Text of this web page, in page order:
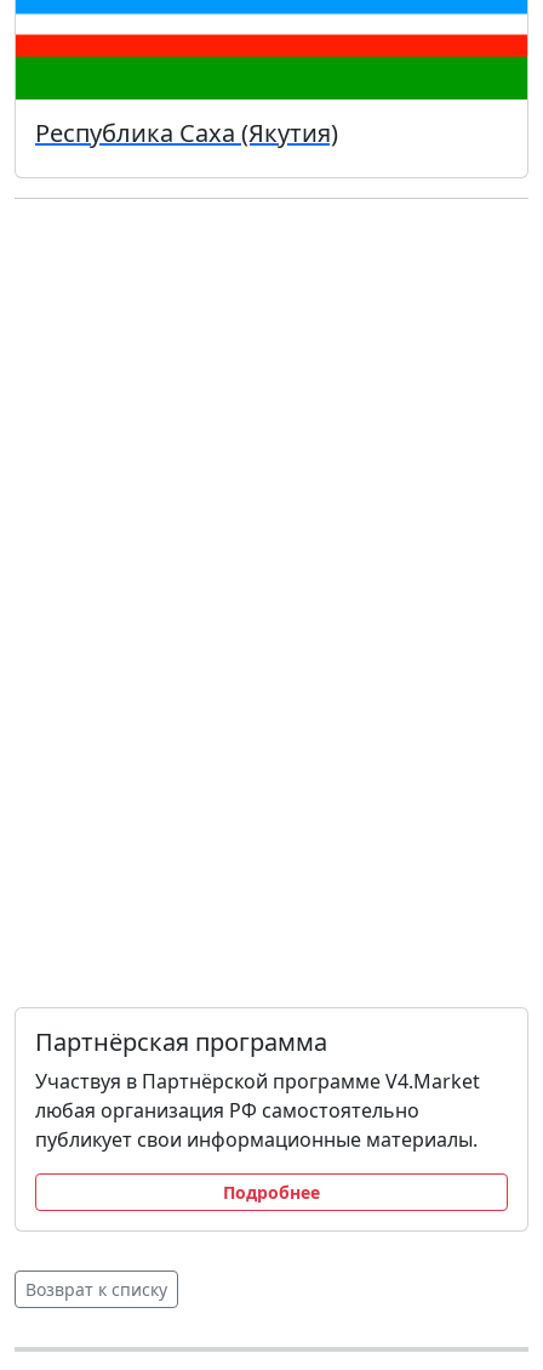
Республика Саха (Якутия)
Партнёрская программа
Участвуя в Партнёрской программе V4.Market
любая организация РФ самостоятельно
публикует свои информационные материалы.
Подробнее
Возврат к списку